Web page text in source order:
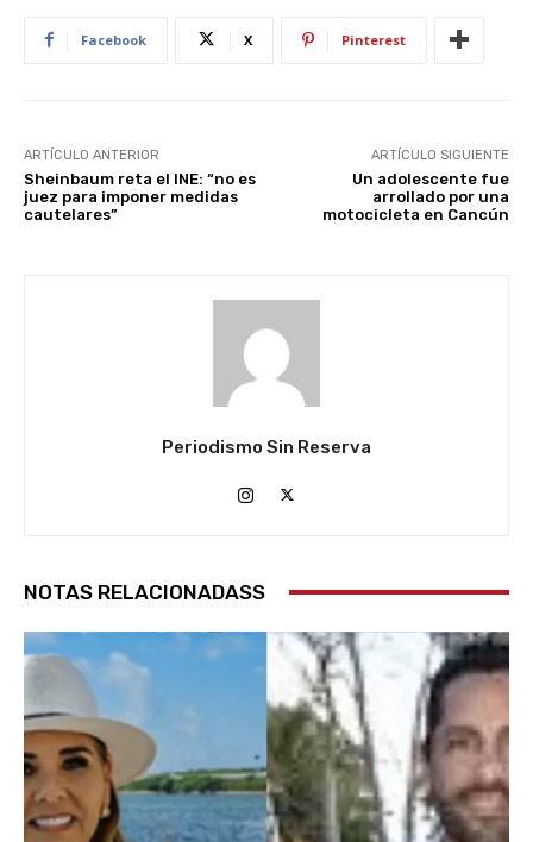
Facebook X Pinterest
ARTÍCULO ANTERIOR
Sheinbaum reta el INE: “no es
juez para imponer medidas
cautelares”
ARTÍCULO SIGUIENTE
Un adolescente fue
arrollado por una
motocicleta en Cancún
Periodismo Sin Reserva
NOTAS RELACIONADASS